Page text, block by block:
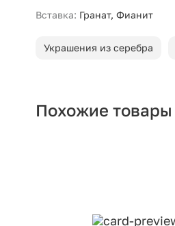
Вставка: Гранат, Фианит
Украшения из серебра
Похожие товары